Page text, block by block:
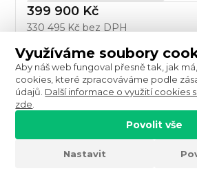
399 900 Kč
330 495 Kč bez DPH
Využíváme soubory
Aby náš web fungoval přesně tak, jak
cookies, které zpracováváme podle
údajů. Další informace o využití cookies
zde
Nastavit
Povolit vše